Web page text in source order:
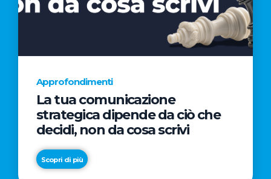
AL
CINEMA
NELLA
CAMPAGNA
REGISTA
PREMIO
OSCAR®
Approfondimenti
La tua comunicazione
strategica dipende da ciò che
decidi, non da cosa scrivi
Scopri di più